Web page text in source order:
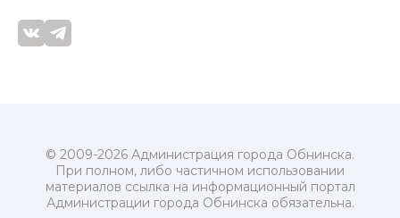
© 2009-2026 Администрация города Обнинска.
При полном, либо частичном использовании
материалов ссылка на информационный портал
Администрации города Обнинска обязательна.